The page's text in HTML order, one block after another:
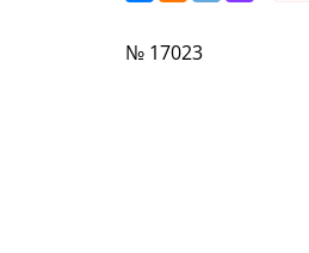
№ 17023